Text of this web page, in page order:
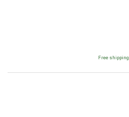
Free shipping